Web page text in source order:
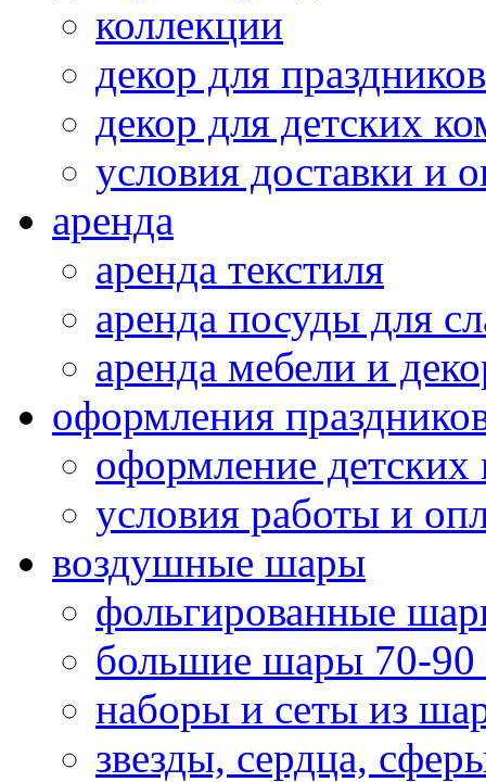
коллекции
декор для праздников
декор для детских
условия доставки и
аренда
аренда текстиля
аренда посуды для
аренда мебели и
оформления
оформление детских
условия работы и
воздушные шары
фольгированные
большие шары 70-90
наборы и сеты из
звезды, сердца,